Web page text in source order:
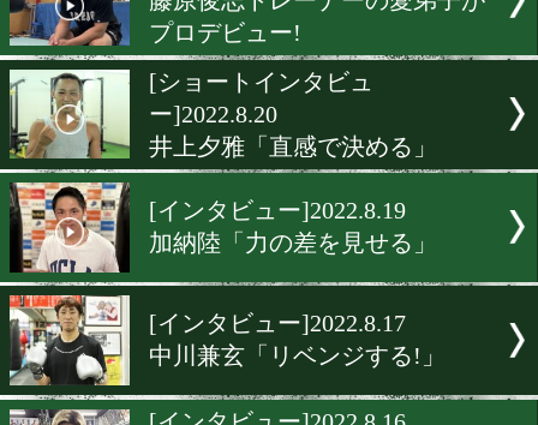
[インタビュー]2022.8.27
矢吹正道「本来のボクシン
倒す」
[選手名鑑]2022.8.23
プロデビュー戦を迎える鈴
弘
[インタビュー]2022.8.23
田中教仁が鬼門のタイで歴
勝利を目指す!